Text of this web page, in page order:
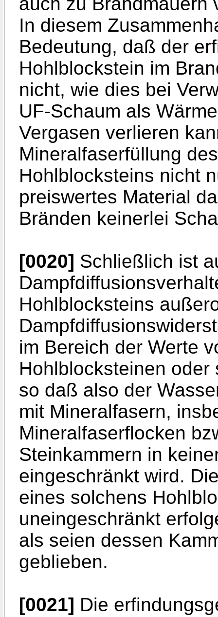
In diesem
Bedeutung, daß der
Hohlblockstein im
nicht, wie dies bei
UF-Schaum als
Vergasen verlieren
Mineralfaserfüllung
Hohlblocksteins nicht
preiswertes Material
Bränden keinerlei
[0020] Schließlich ist
Hohlblocksteins
im Bereich der Werte
Hohlblocksteinen
so daß also der
mit Mineralfasern,
Mineralfaserflocken
Steinkammern in
eingeschränkt wird.
eines solchens
uneingeschränkt
als seien dessen
geblieben.
[0021] Die